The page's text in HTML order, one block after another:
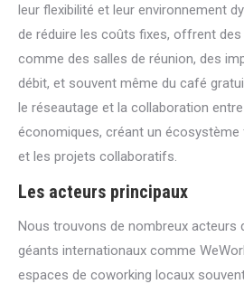
leur flexibilité et leur environnement
de réduire les coûts fixes, offrent
comme des salles de réunion, des
débit, et souvent même du café
le réseautage et la collaboration
économiques, créant un écosystème
et les projets collaboratifs.
Les acteurs principaux
Nous trouvons de nombreux acteurs
géants internationaux comme
espaces de coworking locaux